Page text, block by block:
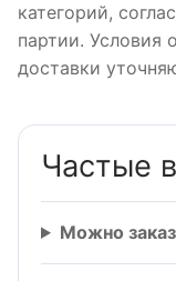
категорий,
партии. Условия
доставки
Частые
Можно